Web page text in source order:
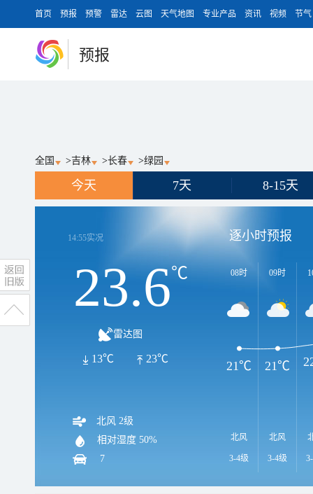
首页 预报 预警 雷达 云图 天气地图 专业产品 资讯 视频 节气
预报
全国 >吉林 >长春 >绿园
今天 7天 8-15天
14:55实况
23.6℃
雷达图
23℃
13℃
北风 2级
相对湿度 50%
7
逐小时预报
08时
北风
3-4级
09时
北风
3-4级
21℃ 21℃